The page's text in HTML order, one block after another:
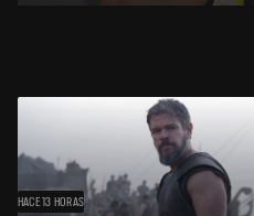
HACE 13 HORAS